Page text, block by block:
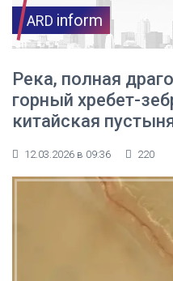
ARD inform
Река, полная
горный хребет-
китайская
12.03.2026 в 09:36 220